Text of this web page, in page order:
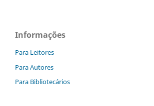
Informações
Para Leitores
Para Autores
Para Bibliotecários